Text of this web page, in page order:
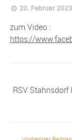
20. Februar 2023
zum Video :
https://
RSV